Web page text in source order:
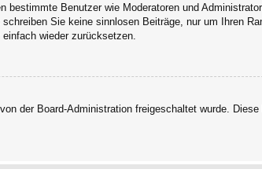
Benutzer wie Moderatoren und
Sie keine sinnlosen Beiträge, nur um Ihren
wieder zurücksetzen.
der Board-Administration freigeschaltet wurde. Diese